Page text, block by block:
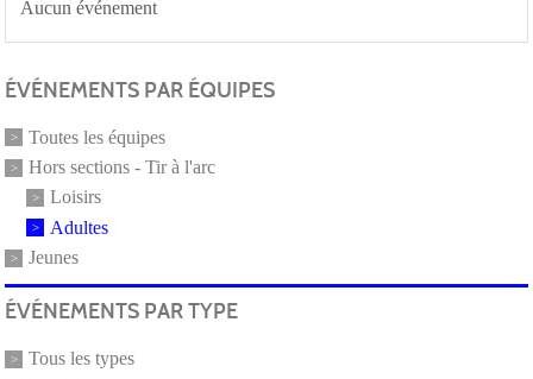
Aucun événement
ÉVÉNEMENTS PAR ÉQUIPES
Toutes les équipes
Hors sections - Tir à l'arc
Loisirs
Adultes
Jeunes
ÉVÉNEMENTS PAR TYPE
Tous les types